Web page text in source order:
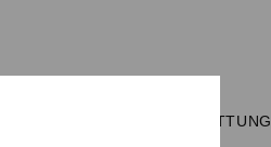
VERSCHATTUNG